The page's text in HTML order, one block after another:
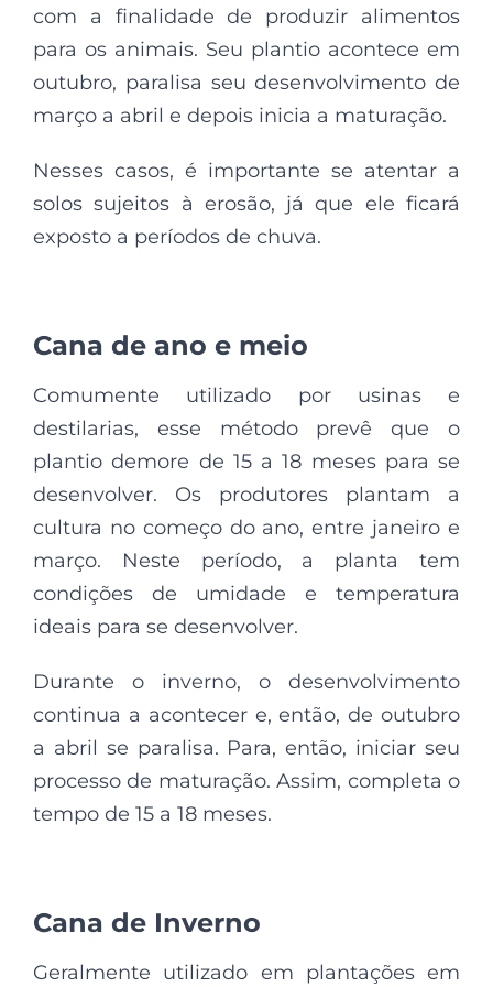
com a finalidade de produzir alimentos
para os animais. Seu plantio acontece em
outubro, paralisa seu desenvolvimento de
março a abril e depois inicia a maturação.
Nesses casos, é importante se atentar a
solos sujeitos à erosão, já que ele ficará
exposto a períodos de chuva.
Cana de ano e meio
Comumente utilizado por usinas e
destilarias, esse método prevê que o
plantio demore de 15 a 18 meses para se
desenvolver. Os produtores plantam a
cultura no começo do ano, entre janeiro e
março. Neste período, a planta tem
condições de umidade e temperatura
ideais para se desenvolver.
Durante o inverno, o desenvolvimento
continua a acontecer e, então, de outubro
a abril se paralisa. Para, então, iniciar seu
processo de maturação. Assim, completa o
tempo de 15 a 18 meses.
Cana de Inverno
Geralmente utilizado em plantações em